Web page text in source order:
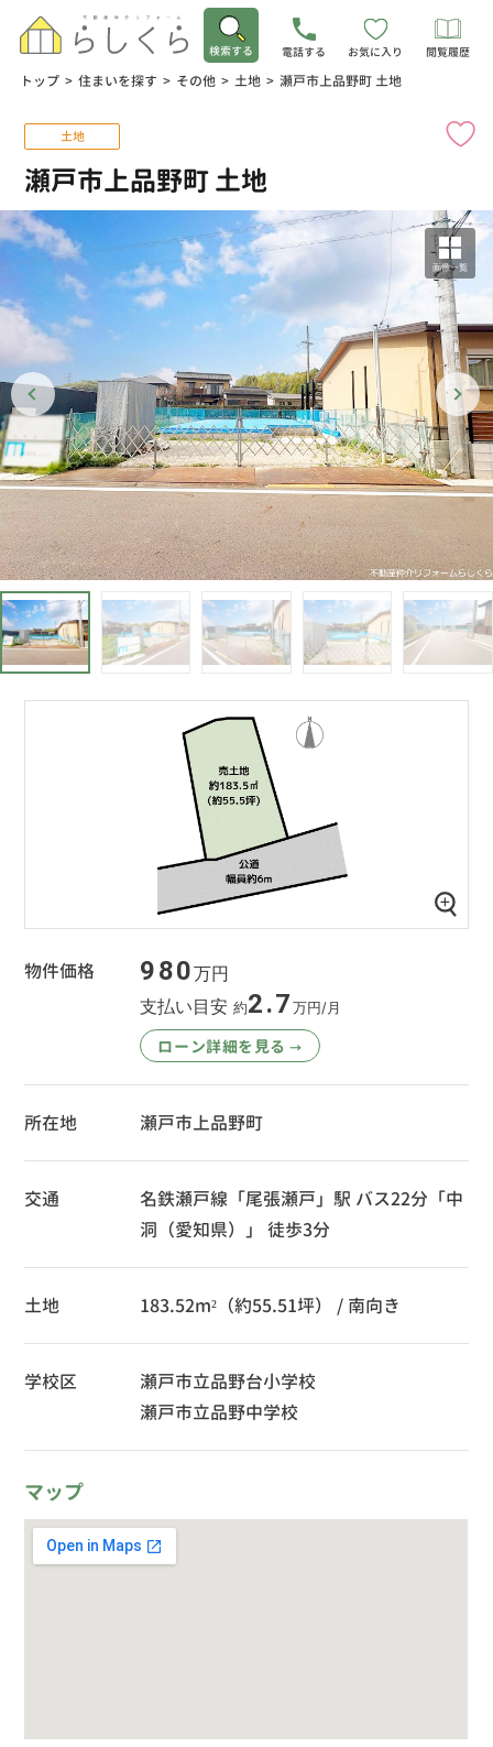
検索する 電話する お気に入り 閲覧履歴
トップ > 住まいを探す > その他 > 土地 > 瀬戸市上品野町 土地
土地
瀬戸市上品野町 土地
物件価格 980万円
支払い目安約2.7万円/月
ローン詳細を見る→
所在地 瀬戸市上品野町
交通
名鉄瀬戸線「尾張瀬戸」駅 バス22分「中
洞（愛知県）」 徒歩3分
土地 183.52m²（約55.51坪） / 南向き
学校区
瀬戸市立品野台小学校
瀬戸市立品野中学校
マップ